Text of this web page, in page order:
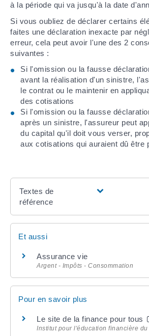
à la période qui va jusqu'à la date
Si vous oubliez de déclarer certains
faites une déclaration inexacte par
erreur, cela peut avoir l'une des 2
suivantes :
Si l'omission ou la fausse
avant la réalisation d'un sinistre,
le contrat ou le maintenir en
des cotisations
Si l'omission ou la fausse
après un sinistre, l'assureur peut
du capital qu'il doit vous verser,
aux cotisations qui auraient dû être
Textes de
référence
Et aussi
Assurance vie
Argent - Impôts - Consommation
Pour en savoir plus
Le site de la finance pour tous
Institut pour l'éducation financière du